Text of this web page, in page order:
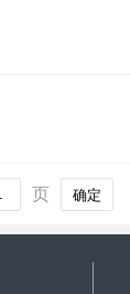
页 确定